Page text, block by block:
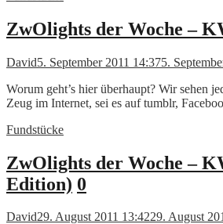
ZwOlights der Woche –
David5. September 2011 14:375.
Worum geht’s hier überhaupt? Wir sehen
Zeug im Internet, sei es auf tumblr,
Fundstücke
ZwOlights der Woche –
Edition) 0
David29. August 2011 13:4229. August